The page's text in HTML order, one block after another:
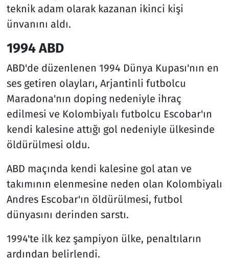
teknik adam olarak kazanan ikinci kişi
ünvanını aldı.
1994 ABD
ABD'de düzenlenen 1994 Dünya Kupası'nın en
ses getiren olayları, Arjantinli futbolcu
Maradona'nın doping nedeniyle ihraç
edilmesi ve Kolombiyalı futbolcu Escobar'ın
kendi kalesine attığı gol nedeniyle ülkesinde
öldürülmesi oldu.
ABD maçında kendi kalesine gol atan ve
takımının elenmesine neden olan Kolombiyalı
Andres Escobar'ın öldürülmesi, futbol
dünyasını derinden sarstı.
1994'te ilk kez şampiyon ülke, penaltıların
ardından belirlendi.